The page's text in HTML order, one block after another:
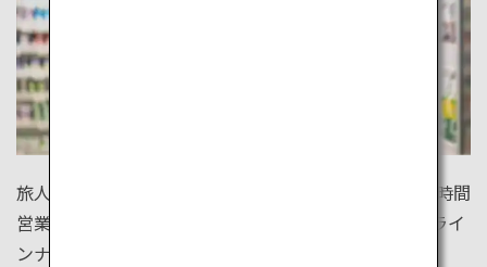
旅人に便利なのが、日本の街中いたるところにある24時間
営業のコンビニエンスストア。バラエティ豊かな商品ライ
ンナップにきっと驚くでしょう。